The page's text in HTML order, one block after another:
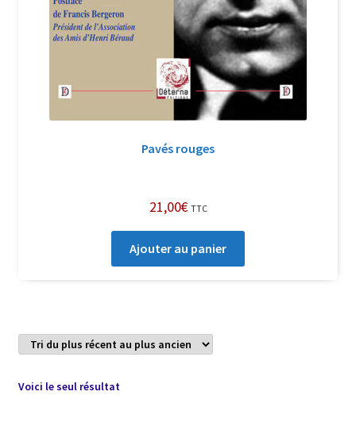
Suivi de la Commande
Pavés rouges
21,00€ TTC
Ajouter au panier
Voici le seul résultat